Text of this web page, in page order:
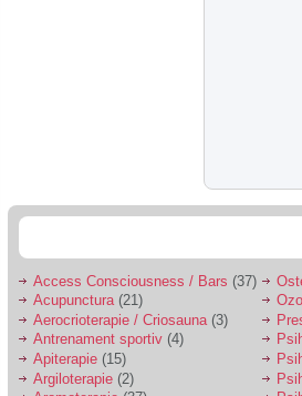
Am 20 ani si am avut
crescut cum trebuie,
tata alcoolic, mai
nimanui nu ii pasa de
mine. Din cauza asta
am inceput sa beau
alcool si am inceput
sa ma culc cu barbati
pentru bani.
Access Consciousness / Bars (37)
Acupunctura(21)
Aerocrioterapie / Criosauna (3)
Antrenament sportiv (4)
Apiterapie (15)
Argiloterapie (2)